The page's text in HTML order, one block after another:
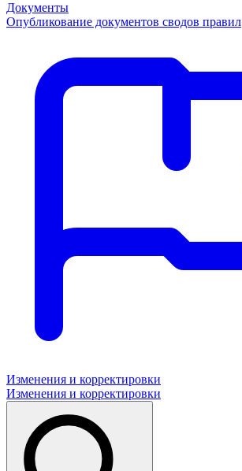
Документы
Опубликование документов сводов правил
Изменения и корректировки
Изменения и корректировки